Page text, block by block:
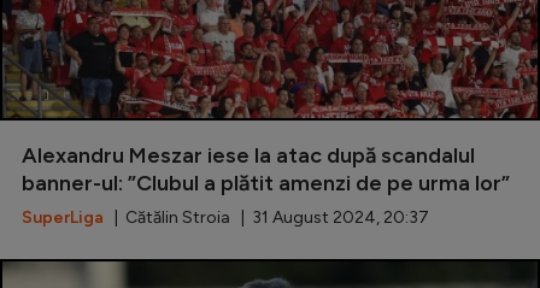
Alexandru Meszar iese la atac după scandalul
banner-ul: ”Clubul a plătit amenzi de pe urma lor”
SuperLiga | Cătălin Stroia | 31 August 2024, 20:37